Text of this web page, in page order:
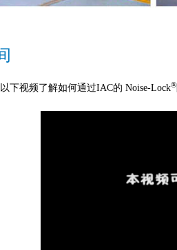
下视频了解如何通过IAC的 Noise-Lock®